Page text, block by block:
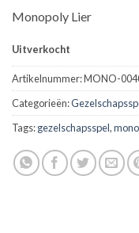
Monopoly Lier
Uitverkocht
Artikelnummer:MONO-
Categorieën:
Tags:gezelschapsspel,